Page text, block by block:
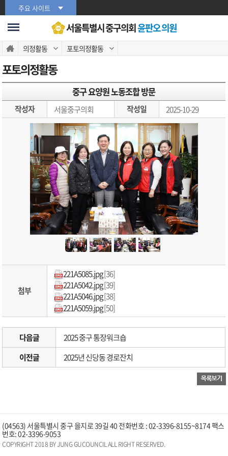
본문바로가기
주요 사이트
서울특별시 중구의회윤판오 의원
의정활동 포토의정활동
포토의정활동
중구 요양원 노동조합 방문
작성자 서울중구의회 작성일 2025-10-29
첨부
221A5085.jpg[36]
221A5042.jpg[39]
221A5046.jpg[38]
221A5059.jpg[50]
다음글
2025 중구 통장워크숍
이전글
2025년 신당동 경로잔치
(04563) 서울특별시 중구 을지로 39길 40 전화번호 : 02-3396-8155~8174 팩스
번호: 02-3396-9053
COPYRIGHT 2018 BY JUNG GUCOUNCIL ALL RIGHT RESERVED.